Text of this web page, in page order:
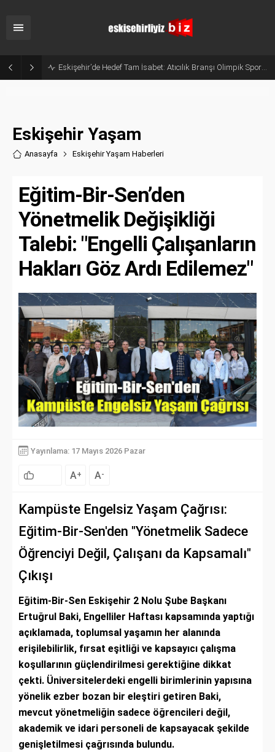
Eskişehir’de Hedef Tam İsabet: Atıcılık Branşı Olimpik Sporcular Yetiştiriyor
Eskişehir Yaşam
Anasayfa Eskişehir Yaşam Haberleri
Eğitim-Bir-Sen’den
Yönetmelik Değişikliği
Talebi: "Engelli Çalışanların
Hakları Göz Ardı Edilemez"
Yayınlama: 17 Mayıs 2026 Pazar
A+ A-
Kampüste Engelsiz Yaşam Çağrısı:
Eğitim-Bir-Sen'den "Yönetmelik Sadece
Öğrenciyi Değil, Çalışanı da Kapsamalı"
Çıkışı
Eğitim-Bir-Sen Eskişehir 2 Nolu Şube Başkanı
Ertuğrul Baki, Engelliler Haftası kapsamında yaptığı
açıklamada, toplumsal yaşamın her alanında
erişilebilirlik, fırsat eşitliği ve kapsayıcı çalışma
koşullarının güçlendirilmesi gerektiğine dikkat
çekti. Üniversitelerdeki engelli birimlerinin yapısına
yönelik ezber bozan bir eleştiri getiren Baki,
mevcut yönetmeliğin sadece öğrencileri değil,
akademik ve idari personeli de kapsayacak şekilde
genişletilmesi çağrısında bulundu.